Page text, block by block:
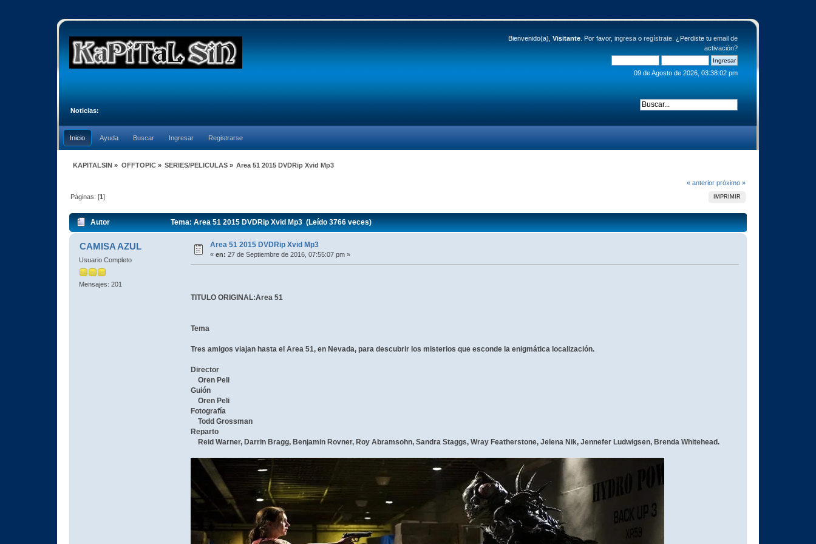
Bienvenido(a), Visitante. Por favor, ingresao regístrate. ¿Perdiste tu email de
activación?
09 de Agosto de 2026, 03:38:02 pm
Noticias:
Inicio Ayuda Buscar Ingresar Registrarse
KAPITALSIN » OFFTOPIC» SERIES/PELICULAS » Area 51 2015 DVDRip Xvid Mp3
« anterior próximo »
IMPRIMIR
Páginas: [1]
Autor Tema: Area 51 2015 DVDRip Xvid Mp3 (Leído 3766 veces)
CAMISA AZUL
Usuario Completo
Mensajes: 201
Area 51 2015 DVDRip Xvid Mp3
«en: 27 de Septiembre de 2016, 07:55:07 pm »
TITULO ORIGINAL:Area 51
Tema
Tres amigos viajan hasta el Area 51, en Nevada, para descubrir los misterios que esconde la enigmática localización.
Director
Oren Peli
Guión
Oren Peli
Fotografía
Todd Grossman
Reparto
Reid Warner, Darrin Bragg, Benjamin Rovner, Roy Abramsohn, Sandra Staggs, Wray Featherstone, Jelena Nik, Jennefer Ludwigsen, Brenda Whitehead.